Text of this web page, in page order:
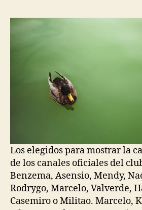
entrada
entrada
Los elegidos para mostrar la
de los canales oficiales del
Benzema, Asensio, Mendy,
Rodrygo, Marcelo, Valverde,
Casemiro o Militao. Marcelo,